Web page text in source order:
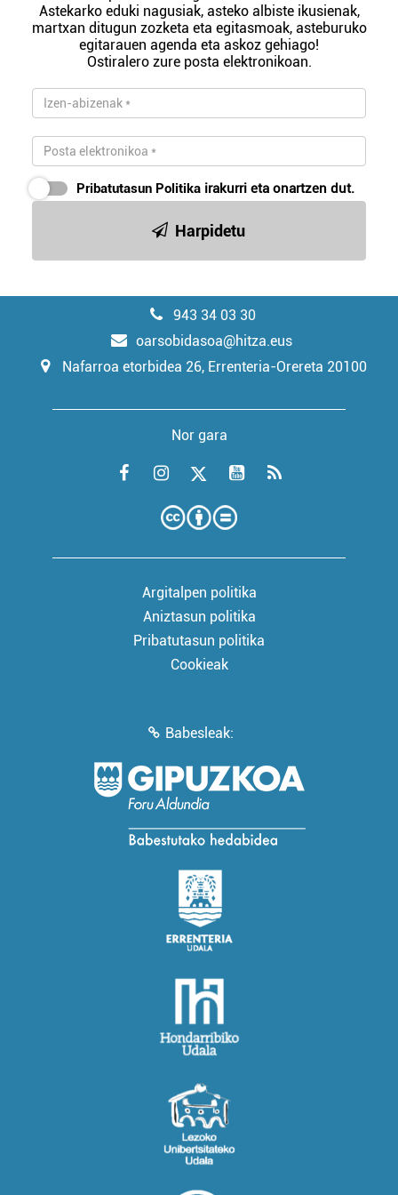
Astekarko eduki nagusiak, asteko albiste ikusienak,
martxan ditugun zozketa eta egitasmoak, asteburuko
egitarauen agenda eta askoz gehiago!
Ostiralero zure posta elektronikoan.
Pribatutasun Politika irakurri eta onartzen dut.
Harpidetu
943 34 03 30
oarsobidasoa@hitza.eus
Nafarroa etorbidea 26, Errenteria-Orereta 20100
Nor gara
Argitalpen politika
Aniztasun politika
Pribatutasun politika
Cookieak
Babesleak: